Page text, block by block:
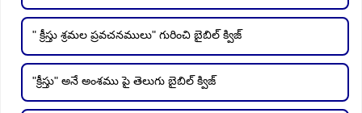
" క్రీస్తు శ్రమల ప్రవచనములు" గురించి బైబిల్ క్విజ్
"క్రీస్తు" అనే అంశము పై తెలుగు బైబిల్ క్విజ్